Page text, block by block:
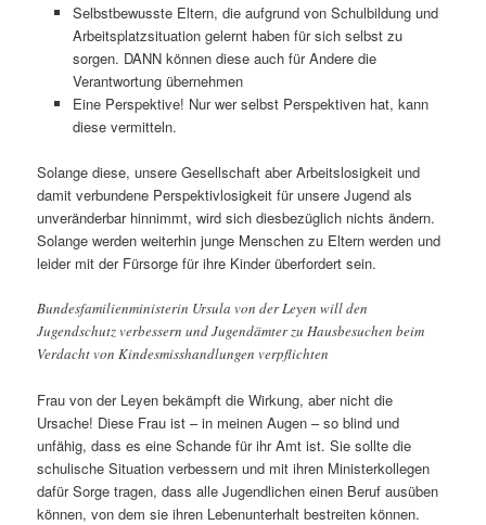
Selbstbewusste Eltern, die aufgrund von Schulbildung und
Arbeitsplatzsituation gelernt haben für sich selbst zu
sorgen. DANN können diese auch für Andere die
Verantwortung übernehmen
Eine Perspektive! Nur wer selbst Perspektiven hat, kann
diese vermitteln.
Solange diese, unsere Gesellschaft aber Arbeitslosigkeit und
damit verbundene Perspektivlosigkeit für unsere Jugend als
unveränderbar hinnimmt, wird sich diesbezüglich nichts ändern.
Solange werden weiterhin junge Menschen zu Eltern werden und
leider mit der Fürsorge für ihre Kinder überfordert sein.
Bundesfamilienministerin Ursula von der Leyen will den
Jugendschutz verbessern und Jugendämter zu Hausbesuchen beim
Verdacht von Kindesmisshandlungen verpflichten
Frau von der Leyen bekämpft die Wirkung, aber nicht die
Ursache! Diese Frau ist – in meinen Augen – so blind und
unfähig, dass es eine Schande für ihr Amt ist. Sie sollte die
schulische Situation verbessern und mit ihren Ministerkollegen
dafür Sorge tragen, dass alle Jugendlichen einen Beruf ausüben
können, von dem sie ihren Lebenunterhalt bestreiten können.